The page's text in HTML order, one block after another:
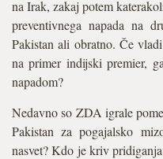
na Irak, zakaj potem
preventivnega napada na
Pakistan ali obratno. Če
na primer indijski premier,
napadom?
Nedavno so ZDA igrale
Pakistan za pogajalsko
nasvet? Kdo je kriv